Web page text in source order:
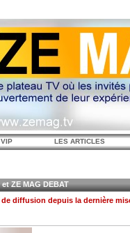
LES ARTICLES
ZE MAG DEBAT
diffusion depuis la dernière